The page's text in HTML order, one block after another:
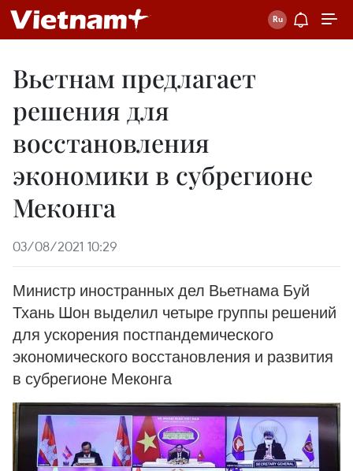
Вьетнам предлагает
решения для
восстановления
экономики в субрегионе
Меконга
03/08/2021 10:29
Министр иностранных дел Вьетнама Буй
Тхань Шон выделил четыре группы решений
для ускорения постпандемического
экономического восстановления и развития
в субрегионе Меконга